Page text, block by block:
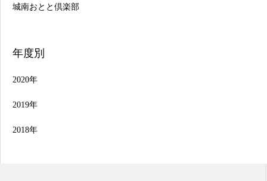
城南おとと倶楽部
年度別
2020年
2019年
2018年